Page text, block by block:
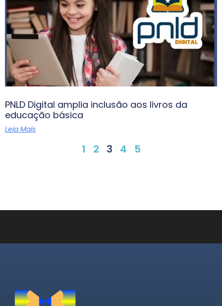
PNLD Digital amplia inclusão aos livros da
educação básica
Leia Mais
1 2 3 4 5